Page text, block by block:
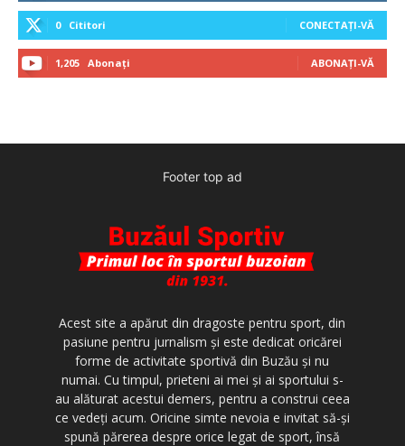
0 Cititori CONECTAȚI-VĂ
1,205 Abonați ABONAȚI-VĂ
Footer top ad
Acest site a apărut din dragoste pentru sport, din
pasiune pentru jurnalism şi este dedicat oricărei
forme de activitate sportivă din Buzău şi nu
numai. Cu timpul, prieteni ai mei şi ai sportului s-
au alăturat acestui demers, pentru a construi ceea
ce vedeţi acum. Oricine simte nevoia e invitat să-şi
spună părerea despre orice legat de sport, însă